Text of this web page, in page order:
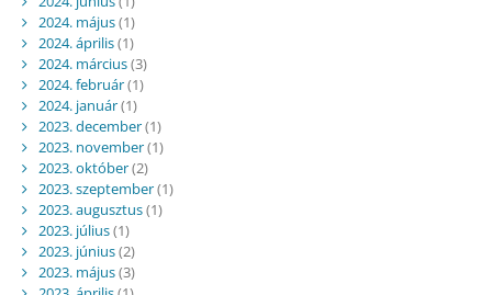
2024. május(1)
2024. április(1)
2024. március(3)
2024. február(1)
2024. január(1)
2023. december(1)
2023. november(1)
2023. október(2)
2023. szeptember(1)
2023. augusztus(1)
2023. július(1)
2023. június(2)
2023. május(3)